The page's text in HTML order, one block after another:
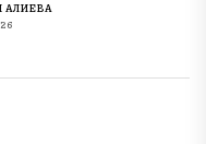
АЛИЕВА